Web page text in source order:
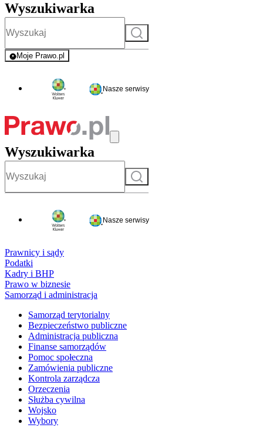
Wyszukiwarka
Szukaj
Moje Prawo.pl
- rejestracja i logowanie do serwisu
Nasze serwisy
Wyszukiwarka
Szukaj
Nasze serwisy
Prawnicy i sądy
Podatki
Kadry i BHP
Prawo w biznesie
Samorząd i administracja
Samorząd terytorialny
Bezpieczeństwo publiczne
Administracja publiczna
Finanse samorządów
Pomoc społeczna
Zamówienia publiczne
Kontrola zarządcza
Orzeczenia
Służba cywilna
Wojsko
Wybory